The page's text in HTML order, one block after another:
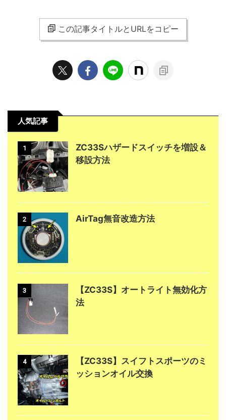
この記事タイトルとURLをコピー
人気記事
1
ZC33Sハザードスイッチを増設＆
移設方法
2 AirTag無音改造方法
3
【ZC33S】オートライト無効化方
法
4
【ZC33S】スイフトスポーツのミ
ッションオイル交換